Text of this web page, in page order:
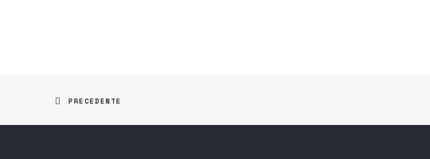
PRECEDENTE